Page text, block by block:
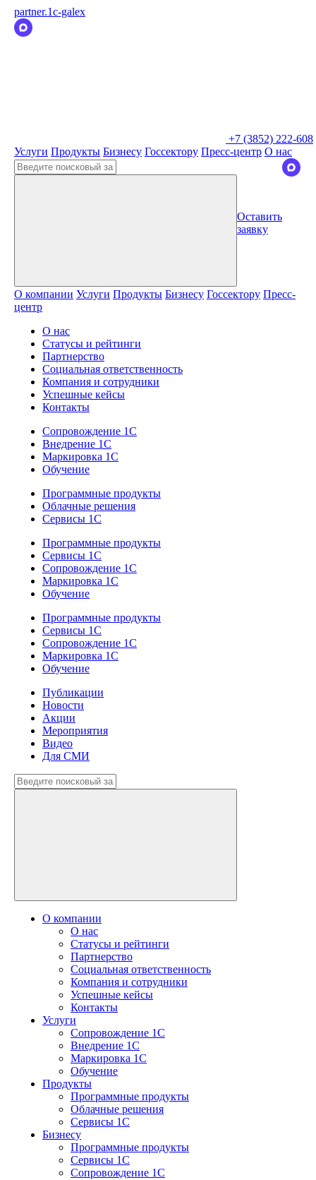
partner.1c-galex
+7 (3852) 222-608
Услуги Продукты Бизнесу Госсектору Пресс-центр О нас
Оставить
заявку
О компании Услуги Продукты Бизнесу Госсектору Пресс-
центр
О нас
Статусы и рейтинги
Партнерство
Социальная ответственность
Компания и сотрудники
Успешные кейсы
Контакты
Сопровождение 1С
Внедрение 1С
Маркировка 1С
Обучение
Программные продукты
Облачные решения
Сервисы 1С
Программные продукты
Сервисы 1С
Сопровождение 1С
Маркировка 1С
Обучение
Программные продукты
Сервисы 1С
Сопровождение 1С
Маркировка 1С
Обучение
Публикации
Новости
Акции
Мероприятия
Видео
Для СМИ
О компании
О нас
Статусы и рейтинги
Партнерство
Социальная ответственность
Компания и сотрудники
Успешные кейсы
Контакты
Услуги
Сопровождение 1С
Внедрение 1С
Маркировка 1С
Обучение
Продукты
Программные продукты
Облачные решения
Сервисы 1С
Бизнесу
Программные продукты
Сервисы 1С
Сопровождение 1С